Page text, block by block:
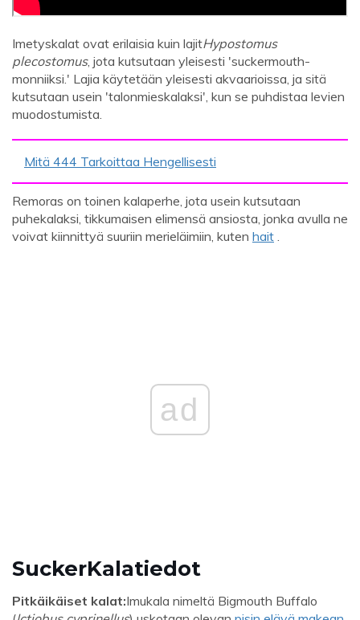
Imetyskalat ovat erilaisia ​​kuin lajitHypostomus
plecostomus, jota kutsutaan yleisesti 'suckermouth-
monniiksi.' Lajia käytetään yleisesti akvaarioissa, ja sitä
kutsutaan usein 'talonmieskalaksi', kun se puhdistaa levien
muodostumista.
Mitä 444 Tarkoittaa Hengellisesti
Remoras on toinen kalaperhe, jota usein kutsutaan
puhekalaksi, tikkumaisen elimensä ansiosta, jonka avulla ne
voivat kiinnittyä suuriin merieläimiin, kuten hait .
ad
SuckerKalatiedot
Pitkäikäiset kalat:Imukala nimeltä Bigmouth Buffalo